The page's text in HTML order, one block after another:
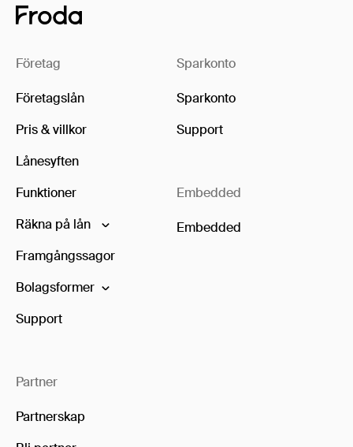
Företag
Företagslån
Pris & villkor
Lånesyften
Funktioner
Räkna på lån
Framgångssagor
Bolagsformer
Support
Partner
Partnerskap
Sparkonto
Sparkonto
Support
Embedded
Embedded